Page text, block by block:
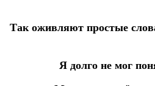
Так оживляют простые
Я долго не мог